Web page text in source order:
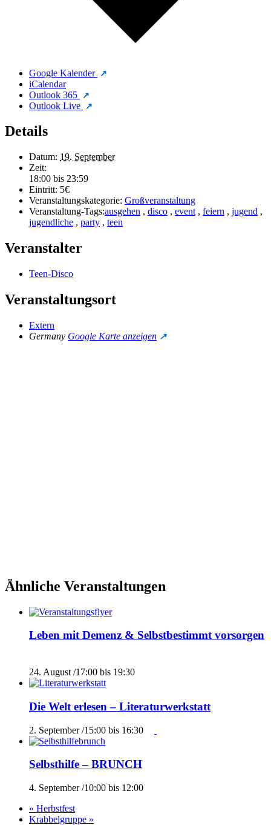
Google Kalender
iCalendar
Outlook 365
Outlook Live
Details
Datum: 19. September
Zeit:
18:00 bis 23:59
Eintritt: 5€
Veranstaltungskategorie: Großveranstaltung
Veranstaltung-Tags:ausgehen , disco , event , feiern , jugend ,
jugendliche , party , teen
Veranstalter
Teen-Disco
Veranstaltungsort
Extern
Germany Google Karte anzeigen
Ähnliche Veranstaltungen
Leben mit Demenz & Selbstbestimmt vorsorgen
24. August /17:00 bis 19:30
Die Welt erlesen – Literaturwerkstatt
2. September /15:00 bis 16:30
Selbsthilfe – BRUNCH
4. September /10:00 bis 12:00
« Herbstfest
Krabbelgruppe »